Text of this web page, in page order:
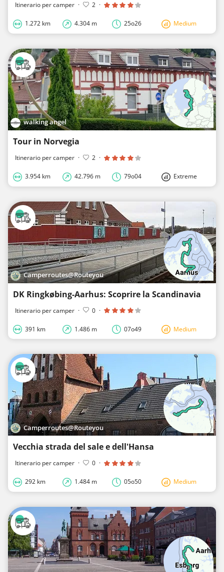
Itinerario per camper · 2 ·
1.272 km 4.304 m 25o26 Medium
walking angel
Tour in Norvegia
Itinerario per camper · 2 ·
3.954 km 42.796 m 79o04 Extreme
Camperroutes@Routeyou
DK Ringkøbing-Aarhus: Scoprire la Scandinavia
Itinerario per camper · 0 ·
391 km 1.486 m 07o49 Medium
Camperroutes@Routeyou
Vecchia strada del sale e dell'Hansa
Itinerario per camper · 0 ·
292 km 1.484 m 05o50 Medium